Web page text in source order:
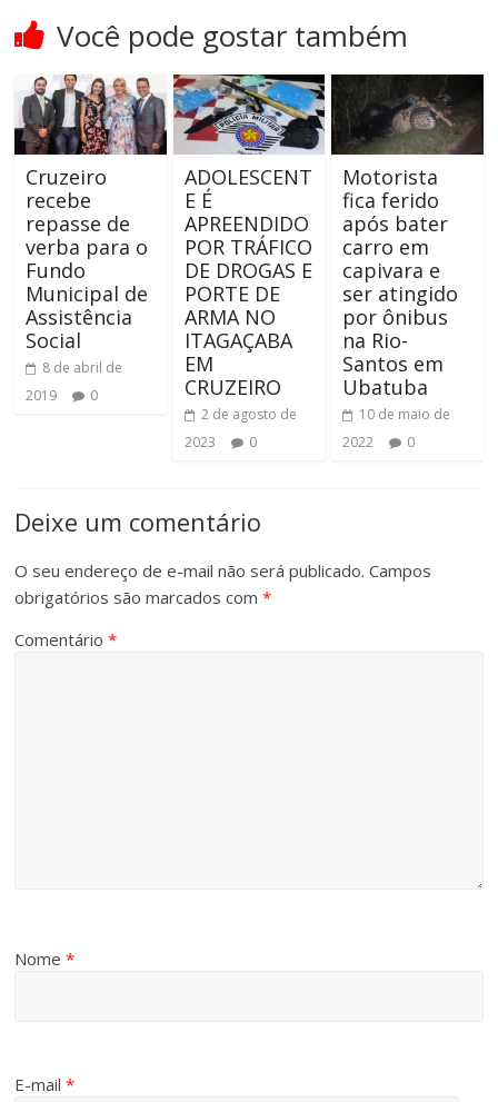
Você pode gostar também
Cruzeiro
recebe
repasse de
verba para o
Fundo
Municipal de
Assistência
Social
8 de abril de
2019
0
ADOLESCENT
E É
APREENDIDO
POR TRÁFICO
DE DROGAS E
PORTE DE
ARMA NO
ITAGAÇABA
EM
CRUZEIRO
2 de agosto de
2023
0
Motorista
fica ferido
após bater
carro em
capivara e
ser atingido
por ônibus
na Rio-
Santos em
Ubatuba
10 de maio de
2022
0
Deixe um comentário
O seu endereço de e-mail não será publicado. Campos
obrigatórios são marcados com*
Comentário*
Nome*
E-mail*